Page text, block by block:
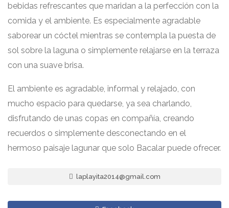
bebidas refrescantes que maridan a la perfección con la
comida y el ambiente. Es especialmente agradable
saborear un cóctel mientras se contempla la puesta de
sol sobre la laguna o simplemente relajarse en la terraza
con una suave brisa.
El ambiente es agradable, informal y relajado, con
mucho espacio para quedarse, ya sea charlando,
disfrutando de unas copas en compañía, creando
recuerdos o simplemente desconectando en el
hermoso paisaje lagunar que solo Bacalar puede ofrecer.
laplayita2014@gmail.com